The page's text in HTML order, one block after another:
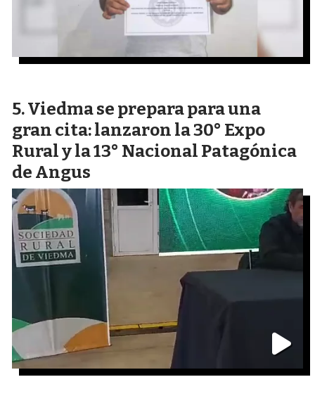
Viedma se prepara para una
gran cita: lanzaron la 30° Expo
Rural y la 13° Nacional Patagónica
de Angus